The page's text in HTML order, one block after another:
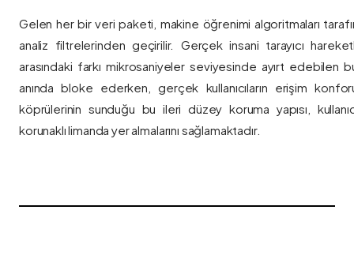
Gelen her bir veri paketi, makine öğrenimi algoritmaları
analiz filtrelerinden geçirilir. Gerçek insani tarayıcı
arasındaki farkı mikrosaniyeler seviyesinde ayırt edebilen
anında bloke ederken, gerçek kullanıcıların erişim
köprülerinin sunduğu bu ileri düzey koruma yapısı,
korunaklı limanda yer almalarını sağlamaktadır.